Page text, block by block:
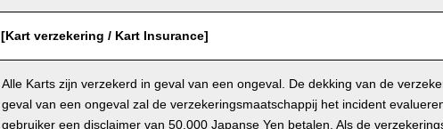
[Kart verzekering / Kart Insurance]
Alle Karts zijn verzekerd in geval van een ongeval. De dekking van de
geval van een ongeval zal de verzekeringsmaatschappij het incident
gebruiker een disclaimer van 50,000 Japanse Yen betalen. Als de